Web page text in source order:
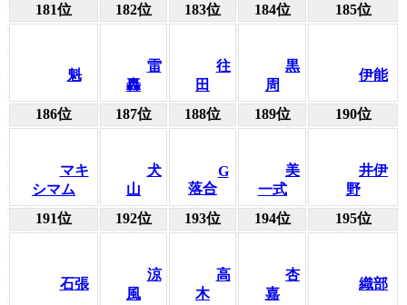
181位 182位 183位 184位 185位
魁
雷
轟
往
田
黒
周
伊能
186位 187位 188位 189位 190位
マキ
シマム
犬
山
G
落合
美
一式
井伊
野
191位
192位 193位 194位 195位
石張
涼
風
高
木
杏
嘉
織部